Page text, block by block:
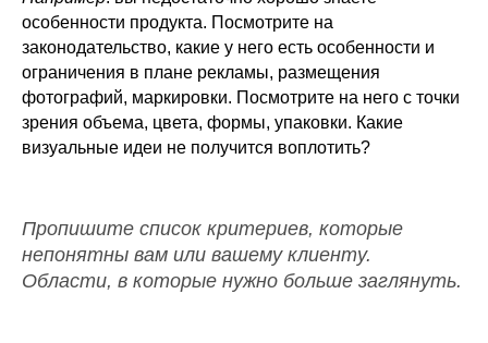
особенности продукта. Посмотрите на
законодательство, какие у него есть особенности и
ограничения в плане рекламы, размещения
фотографий, маркировки. Посмотрите на него с точки
зрения объема, цвета, формы, упаковки. Какие
визуальные идеи не получится воплотить?
Пропишите список критериев, которые
непонятны вам или вашему клиенту.
Области, в которые нужно больше заглянуть.